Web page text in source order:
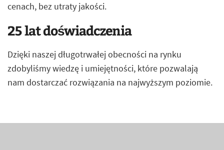
cenach, bez utraty jakości.
25 lat doświadczenia
Dzięki naszej długotrwałej obecności na rynku
zdobyliśmy wiedzę i umiejętności, które pozwalają
nam dostarczać rozwiązania na najwyższym poziomie.